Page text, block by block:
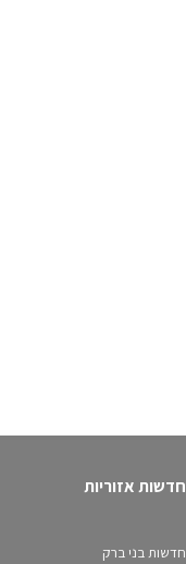
חדשות אזוריות
חדשות בני ברק